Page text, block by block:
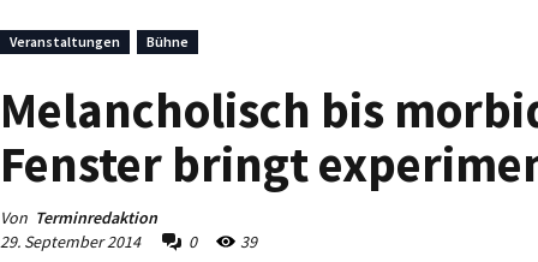
Veranstaltungen Bühne
Melancholisch bis
Fenster bringt
Von Terminredaktion
29. September 2014
0 39